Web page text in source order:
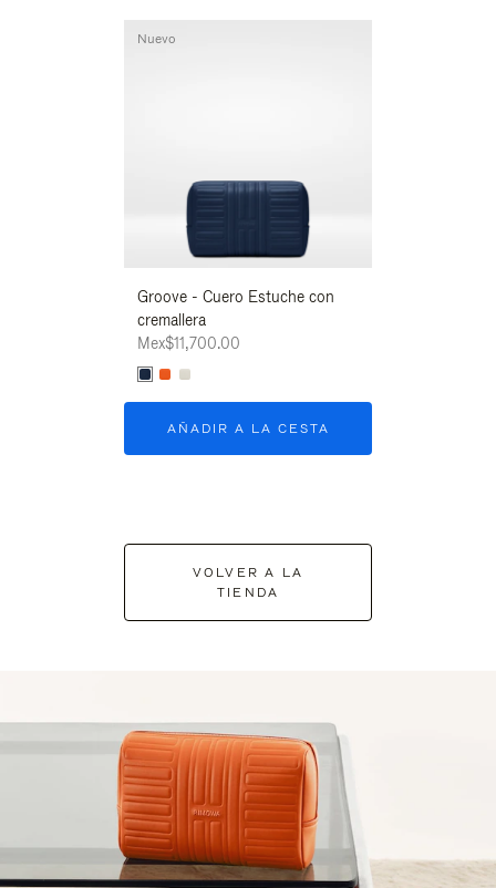
Groove - Cuero Estuche con
cremallera
Mex$11,700.00
AÑADIR A LA CESTA
Nuevo
VOLVER A LA
TIENDA